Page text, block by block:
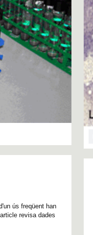
ús freqüent han
revisa dades